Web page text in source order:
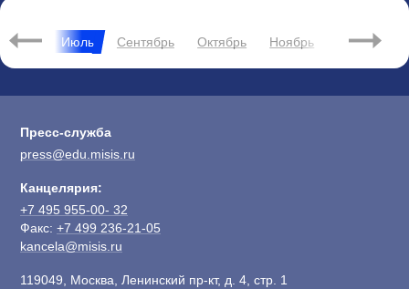
Июнь Июль Сентябрь Октябрь Ноябрь Декабрь
Пресс-служба
press@edu.misis.ru
Канцелярия:
+7 495 955-00- 32
Факс: +7 499 236-21-05
kancela@misis.ru
119049, Москва, Ленинский пр-кт, д. 4, стр. 1